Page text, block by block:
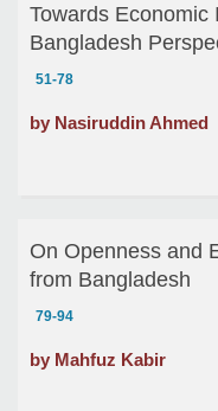
Towards Economic
Bangladesh
51-78
by Nasiruddin Ahmed
On Openness and
from Bangladesh
79-94
by Mahfuz Kabir